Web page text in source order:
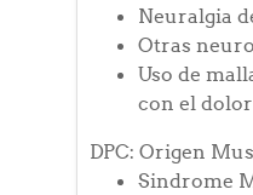
Neuralgia
Otras
Uso de
con el
DPC: Origen
Sindrome